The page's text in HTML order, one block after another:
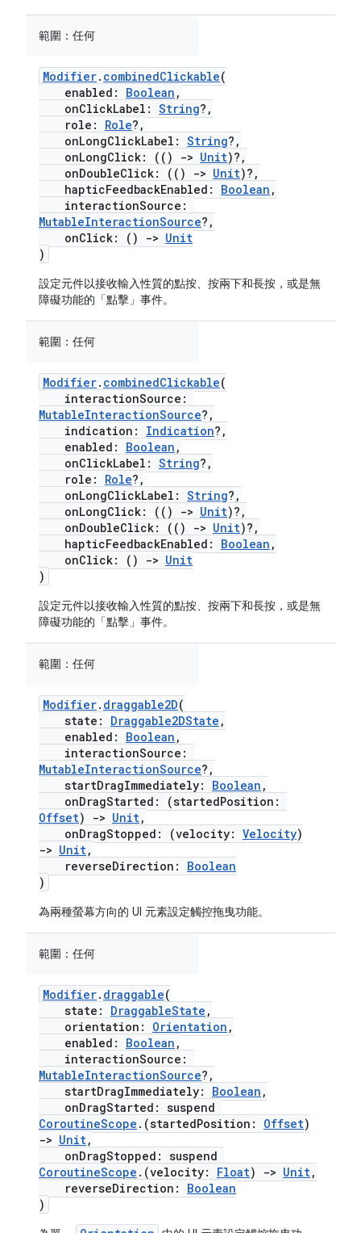
範圍： 任何
Modifier. combinedClickable(
enabled: Boolean ,
onClickLabel: String?,
role: Role?,
onLongClickLabel: String?,
onLongClick: (()
-> Unit)?,
onDoubleClick: (()
-> Unit)?,
hapticFeedbackEnabled: Boolean ,
interactionSource:
MutableInteractionSource?,
onClick: ()
-> Unit
)
設定元件以接收輸入性質的點按、按兩下和長按，或是無
障礙功能的「點擊」事件。
範圍： 任何
Modifier. combinedClickable(
interactionSource:
MutableInteractionSource?,
indication: Indication?,
enabled: Boolean ,
onClickLabel: String?,
role: Role?,
onLongClickLabel: String?,
onLongClick: (()
-> Unit)?,
onDoubleClick: (()
-> Unit)?,
hapticFeedbackEnabled: Boolean ,
onClick: ()
-> Unit
)
設定元件以接收輸入性質的點按、按兩下和長按，或是無
障礙功能的「點擊」事件。
範圍： 任何
Modifier. draggable2D(
state: Draggable2DState ,
enabled: Boolean ,
interactionSource:
MutableInteractionSource?,
startDragImmediately: Boolean ,
onDragStarted: (startedPosition:
Offset) -> Unit,
onDragStopped: (velocity: Velocity)
-> Unit,
reverseDirection: Boolean
)
為兩種螢幕方向的 UI 元素設定觸控拖曳功能。
範圍： 任何
Modifier. draggable(
state: DraggableState ,
orientation: Orientation ,
enabled: Boolean ,
interactionSource:
MutableInteractionSource?,
startDragImmediately: Boolean ,
onDragStarted: suspend
CoroutineScope .(startedPosition: Offset)
-> Unit,
onDragStopped: suspend
CoroutineScope .(velocity: Float) -> Unit,
reverseDirection: Boolean
)